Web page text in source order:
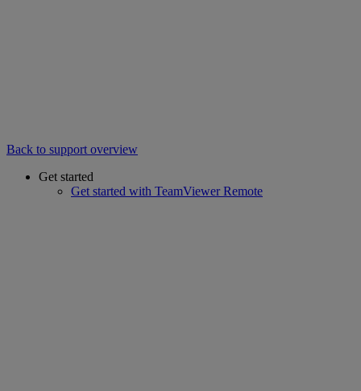
Back to support overview
Get started
Get started with TeamViewer Remote